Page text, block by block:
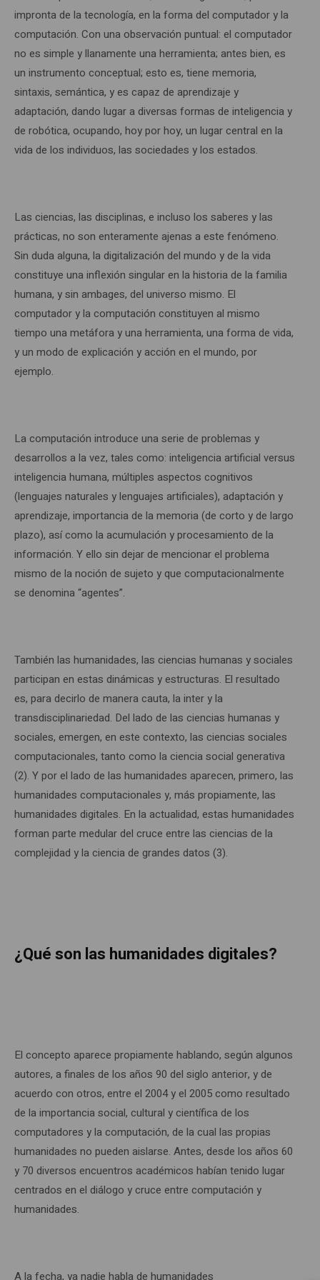
impronta de la tecnología, en la forma del computador y la
computación. Con una observación puntual: el computador
no es simple y llanamente una herramienta; antes bien, es
un instrumento conceptual; esto es, tiene memoria,
sintaxis, semántica, y es capaz de aprendizaje y
adaptación, dando lugar a diversas formas de inteligencia y
de robótica, ocupando, hoy por hoy, un lugar central en la
vida de los individuos, las sociedades y los estados.
Las ciencias, las disciplinas, e incluso los saberes y las
prácticas, no son enteramente ajenas a este fenómeno.
Sin duda alguna, la digitalización del mundo y de la vida
constituye una inflexión singular en la historia de la familia
humana, y sin ambages, del universo mismo. El
computador y la computación constituyen al mismo
tiempo una metáfora y una herramienta, una forma de vida,
y un modo de explicación y acción en el mundo, por
ejemplo.
La computación introduce una serie de problemas y
desarrollos a la vez, tales como: inteligencia artificial versus
inteligencia humana, múltiples aspectos cognitivos
(lenguajes naturales y lenguajes artificiales), adaptación y
aprendizaje, importancia de la memoria (de corto y de largo
plazo), así como la acumulación y procesamiento de la
información. Y ello sin dejar de mencionar el problema
mismo de la noción de sujeto y que computacionalmente
se denomina “agentes”.
También las humanidades, las ciencias humanas y sociales
participan en estas dinámicas y estructuras. El resultado
es, para decirlo de manera cauta, la inter y la
transdisciplinariedad. Del lado de las ciencias humanas y
sociales, emergen, en este contexto, las ciencias sociales
computacionales, tanto como la ciencia social generativa
(2). Y por el lado de las humanidades aparecen, primero, las
humanidades computacionales y, más propiamente, las
humanidades digitales. En la actualidad, estas humanidades
forman parte medular del cruce entre las ciencias de la
complejidad y la ciencia de grandes datos (3).
¿Qué son las humanidades digitales?
El concepto aparece propiamente hablando, según algunos
autores, a finales de los años 90 del siglo anterior, y de
acuerdo con otros, entre el 2004 y el 2005 como resultado
de la importancia social, cultural y científica de los
computadores y la computación, de la cual las propias
humanidades no pueden aislarse. Antes, desde los años 60
y 70 diversos encuentros académicos habían tenido lugar
centrados en el diálogo y cruce entre computación y
humanidades.
A la fecha, ya nadie habla de humanidades